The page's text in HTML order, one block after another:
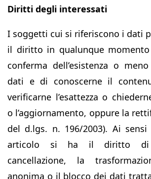
Diritti degli interessati
I soggetti cui si riferiscono i dati
il diritto in qualunque
conferma dell’esistenza o
dati e di conoscerne il
verificarne l’esattezza o
o l’aggiornamento, oppure la
del d.lgs. n. 196/2003). Ai
articolo si ha il diritto di
cancellazione, la
anonima o il blocco dei dati